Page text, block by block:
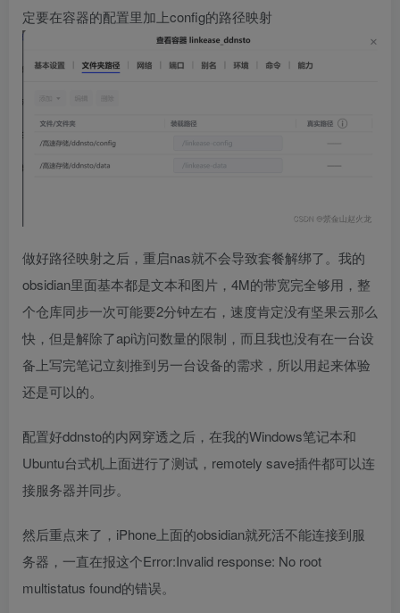
定要在容器的配置里加上config的路径映射
做好路径映射之后，重启nas就不会导致套餐解绑了。我的
obsidian里面基本都是文本和图片，4M的带宽完全够用，整
个仓库同步一次可能要2分钟左右，速度肯定没有坚果云那么
快，但是解除了api访问数量的限制，而且我也没有在一台设
备上写完笔记立刻推到另一台设备的需求，所以用起来体验
还是可以的。
配置好ddnsto的内网穿透之后，在我的Windows笔记本和
Ubuntu台式机上面进行了测试，remotely save插件都可以连
接服务器并同步。
然后重点来了，iPhone上面的obsidian就死活不能连接到服
务器，一直在报这个Error:Invalid response: No root
multistatus found的错误。